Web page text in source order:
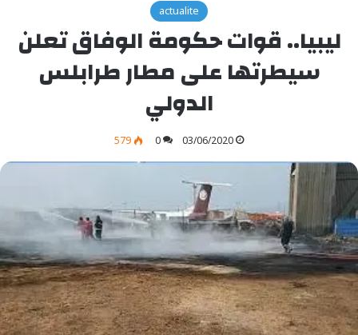
actualite
ليبيا.. قوات حكومة الوفاق تعلن
سيطرتها على مطار طرابلس
الدولي
03/06/2020
0
579